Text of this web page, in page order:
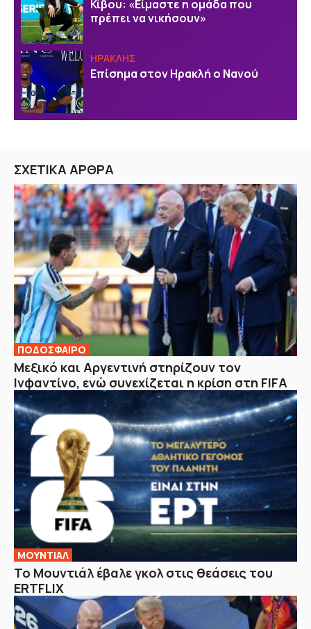
Κίβου: «Είμαστε η ομάδα που
πρέπει να νικήσουν»
ΗΡΑΚΛΗΣ
Επίσημα στον Ηρακλή ο Νανού
ΣΧΕΤΙΚΑ ΑΡΘΡΑ
ΠΟΔΟΣΦΑΙΡΟ
Μεξικό και Αργεντινή στηρίζουν τον
Ινφαντίνο, ενώ συνεχίζεται η κρίση στη FIFA
ΜΟΥΝΤΙΑΛ
Το Μουντιάλ έβαλε γκολ στις θεάσεις του
ERTFLIX